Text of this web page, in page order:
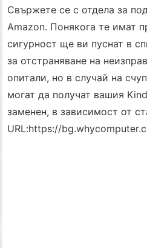
Свържете се с отдела за
Amazon. Понякога те имат
сигурност ще ви пуснат в
за отстраняване на
опитали, но в случай на
могат да получат вашия
заменен, в зависимост от
URL:https://